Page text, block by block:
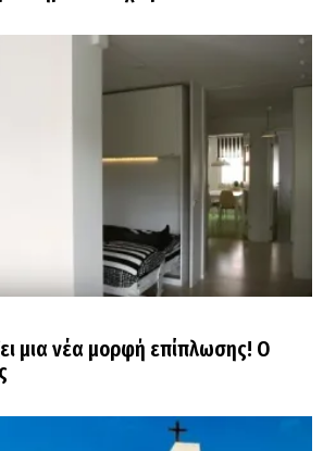
μια νέα μορφή επίπλωσης! Ο